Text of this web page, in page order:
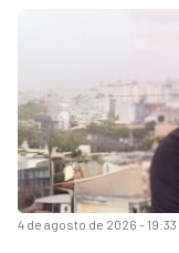
4 de agosto de 2026 - 19:33